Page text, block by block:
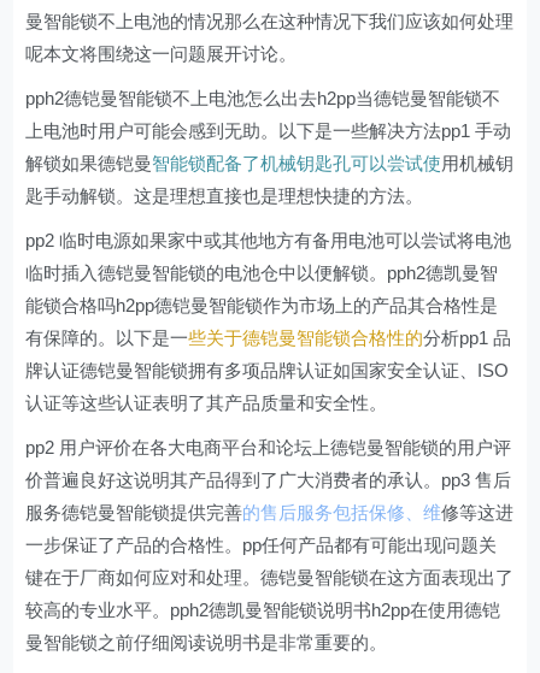
曼智能锁不上电池的情况那么在这种情况下我们应该如何处理
呢本文将围绕这一问题展开讨论。
pph2德铠曼智能锁不上电池怎么出去h2pp当德铠曼智能锁不
上电池时用户可能会感到无助。以下是一些解决方法pp1 手动
解锁如果德铠曼智能锁配备了机械钥匙孔可以尝试使用机械钥
匙手动解锁。这是理想直接也是理想快捷的方法。
pp2 临时电源如果家中或其他地方有备用电池可以尝试将电池
临时插入德铠曼智能锁的电池仓中以便解锁。pph2德凯曼智
能锁合格吗h2pp德铠曼智能锁作为市场上的产品其合格性是
有保障的。以下是一些关于德铠曼智能锁合格性的分析pp1 品
牌认证德铠曼智能锁拥有多项品牌认证如国家安全认证、ISO
认证等这些认证表明了其产品质量和安全性。
pp2 用户评价在各大电商平台和论坛上德铠曼智能锁的用户评
价普遍良好这说明其产品得到了广大消费者的承认。pp3 售后
服务德铠曼智能锁提供完善的售后服务包括保修、维修等这进
一步保证了产品的合格性。pp任何产品都有可能出现问题关
键在于厂商如何应对和处理。德铠曼智能锁在这方面表现出了
较高的专业水平。pph2德凯曼智能锁说明书h2pp在使用德铠
曼智能锁之前仔细阅读说明书是非常重要的。